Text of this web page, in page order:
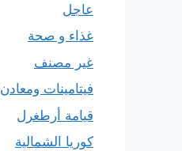
عاجل
غذاء و صحة
غير مصنف
فيتامينات ومعادن
قيامة أرطغرل
كوريا الشمالية